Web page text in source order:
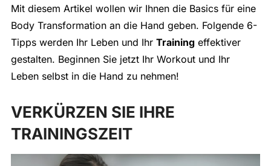
Mit diesem Artikel wollen wir Ihnen die Basics für eine
Body Transformation an die Hand geben. Folgende 6-
Tipps werden Ihr Leben und Ihr Trainingeffektiver
gestalten. Beginnen Sie jetzt Ihr Workout und Ihr
Leben selbst in die Hand zu nehmen!
VERKÜRZEN SIE IHRE
TRAININGSZEIT